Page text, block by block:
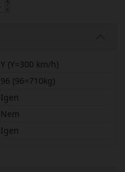
Y (Y=300 km/h)
96 (96=710kg)
Igen
Nem
Igen